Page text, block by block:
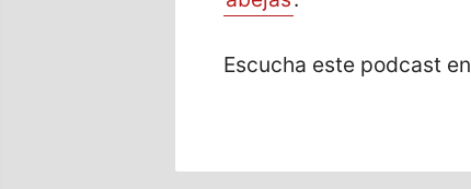
Escucha este podcast en